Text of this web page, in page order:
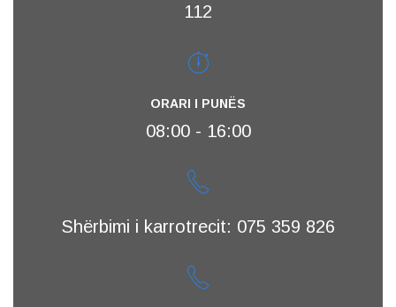
112
ORARI I PUNËS
08:00 - 16:00
Shërbimi i karrotrecit: 075 359 826